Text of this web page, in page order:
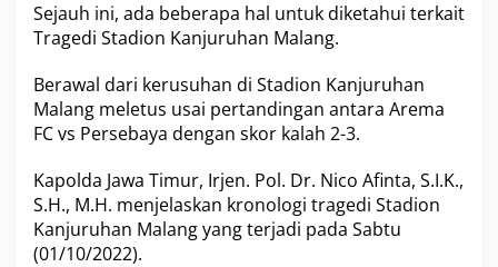
l
D
u
n
i
a
T
r
k
a
i
Sejauh ini, ada beberapa hal untuk diketahui terkait
Tragedi Stadion Kanjuruhan Malang.
Berawal dari kerusuhan di Stadion Kanjuruhan
Malang meletus usai pertandingan antara Arema
FC vs Persebaya dengan skor kalah 2-3.
Kapolda Jawa Timur, Irjen. Pol. Dr. Nico Afinta, S.I.K.,
S.H., M.H. menjelaskan kronologi tragedi Stadion
Kanjuruhan Malangyang terjadi pada Sabtu
(01/10/2022).